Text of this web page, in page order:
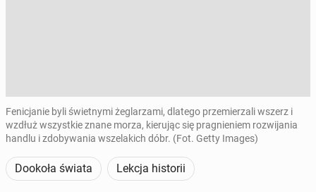
Fenicjanie byli świetnymi żeglarzami, dlatego przemierzali wszerz i
wzdłuż wszystkie znane morza, kierując się pragnieniem rozwijania
handlu i zdobywania wszelakich dóbr. (Fot. Getty Images)
Dookoła świata Lekcja historii